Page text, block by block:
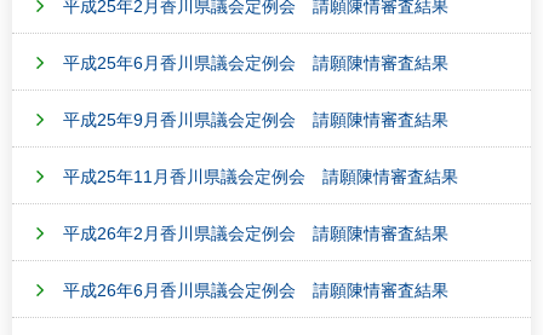
平成25年2月香川県議会定例会 請願陳情審査結果
平成25年6月香川県議会定例会 請願陳情審査結果
平成25年9月香川県議会定例会 請願陳情審査結果
平成25年11月香川県議会定例会 請願陳情審査結果
平成26年2月香川県議会定例会 請願陳情審査結果
平成26年6月香川県議会定例会 請願陳情審査結果